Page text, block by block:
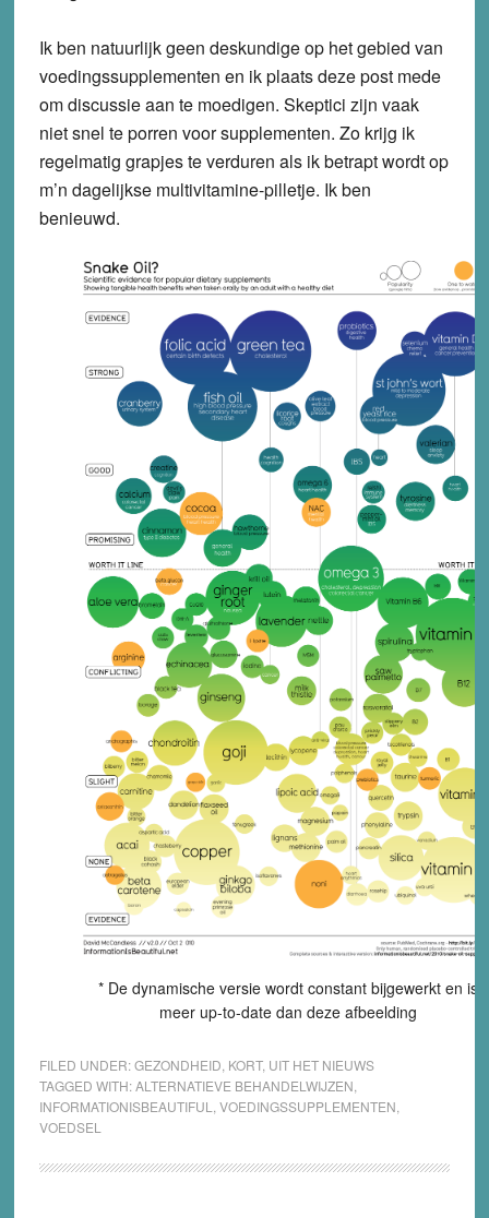
Ik ben natuurlijk geen deskundige op het gebied van
voedingssupplementen en ik plaats deze post mede
om discussie aan te moedigen. Skeptici zijn vaak
niet snel te porren voor supplementen. Zo krijg ik
regelmatig grapjes te verduren als ik betrapt wordt op
m’n dagelijkse multivitamine-pilletje. Ik ben
benieuwd.
* De dynamische versie wordt constant bijgewerkt en is
meer up-to-date dan deze afbeelding
FILED UNDER:GEZONDHEID KORT, UIT HET NIEUWS
TAGGED WITH:ALTERNATIEVE BEHANDELWIJZEN
INFORMATIONISBEAUTIFUL
VOEDINGSSUPPLEMENTEN
VOEDSEL